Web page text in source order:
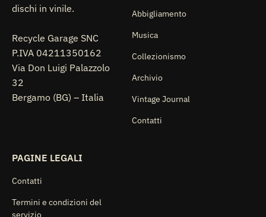
dischi in vinile.
Recycle Garage SNC
P.IVA 04211350162
Via Don Luigi Palazzolo
32
Bergamo (BG) – Italia
Abbigliamento
Musica
Collezionismo
Archivio
Vintage Journal
Contatti
PAGINE LEGALI
Contatti
Termini e condizioni del
servizio